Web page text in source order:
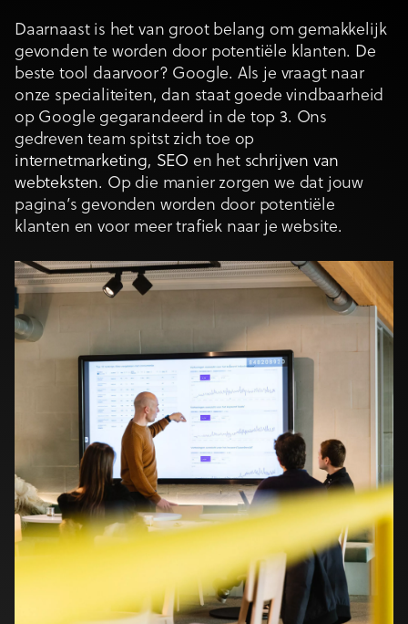
Daarnaast is het van groot belang om gemakkelijk
gevonden te worden door potentiële klanten. De
beste tool daarvoor? Google. Als je vraagt naar
onze specialiteiten, dan staat goede vindbaarheid
op Google gegarandeerd in de top 3. Ons
gedreven team spitst zich toe op
internetmarketing, SEO en het schrijven van
webteksten. Op die manier zorgen we dat jouw
pagina’s gevonden worden door potentiële
klanten en voor meer trafiek naar je website.